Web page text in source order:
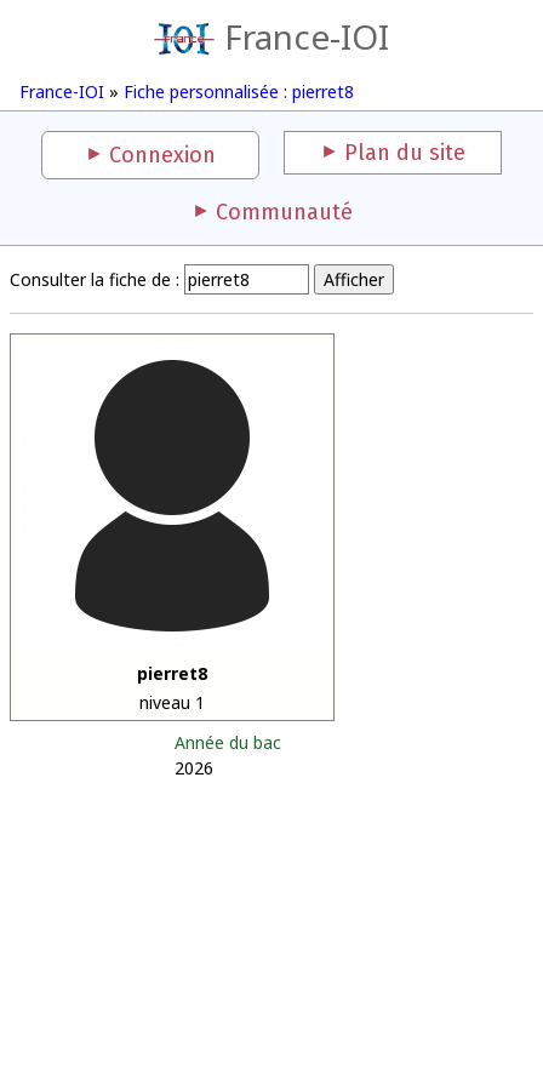
France-IOI
France-IOI » Fiche personnalisée : pierret8
Connexion Plan du site
Communauté
Consulter la fiche de :
pierret8
niveau 1
Année du bac
2026